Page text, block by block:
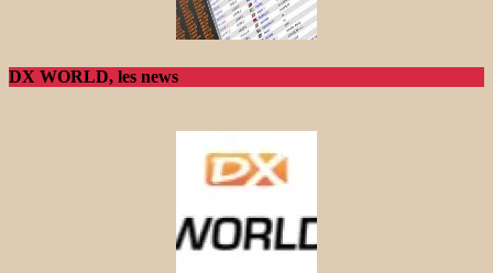
DX WORLD, les news